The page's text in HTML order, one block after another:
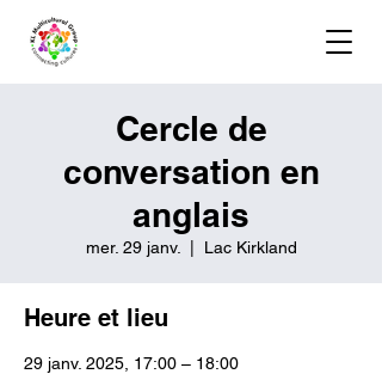
Cercle de
conversation en
anglais
mer. 29 janv. Lac Kirkland
Heure et lieu
29 janv. 2025, 17:00 – 18:00